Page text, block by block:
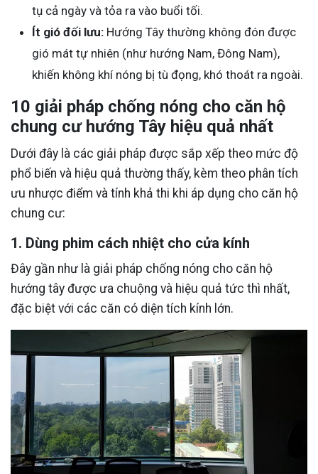
tụ cả ngày và tỏa ra vào buổi tối.
Ít gió đối lưu: Hướng Tây thường không đón được
gió mát tự nhiên (như hướng Nam, Đông Nam),
khiến không khí nóng bị tù đọng, khó thoát ra ngoài.
10 giải pháp chống nóng cho căn hộ
chung cư hướng Tây hiệu quả nhất
Dưới đây là các giải pháp được sắp xếp theo mức độ
phổ biến và hiệu quả thường thấy, kèm theo phân tích
ưu nhược điểm và tính khả thi khi áp dụng cho căn hộ
chung cư:
1. Dùng phim cách nhiệt cho cửa kính
Đây gần như là giải pháp chống nóng cho căn hộ
hướng tây được ưa chuộng và hiệu quả tức thì nhất,
đặc biệt với các căn có diện tích kính lớn.